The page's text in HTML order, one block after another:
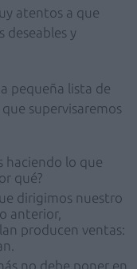
atentos a que
deseables y
pequeña lista de
supervisaremos
haciendo lo que
qué?
dirigimos nuestro
anterior,
producen ventas:
no debe poner en